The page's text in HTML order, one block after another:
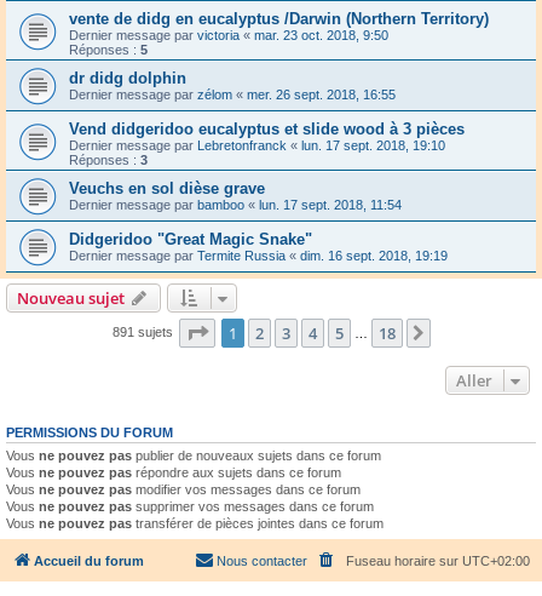
vente de didg en eucalyptus /Darwin (Northern Territory)
Dernier message par victoria « mar. 23 oct. 2018, 9:50
Réponses : 5
dr didg dolphin
Dernier message par zélom « mer. 26 sept. 2018, 16:55
Vend didgeridoo eucalyptus et slide wood à 3 pièces
Dernier message par Lebretonfranck « lun. 17 sept. 2018, 19:10
Réponses : 3
Veuchs en sol dièse grave
Dernier message par bamboo « lun. 17 sept. 2018, 11:54
Didgeridoo "Great Magic Snake"
Dernier message par Termite Russia « dim. 16 sept. 2018, 19:19
Nouveau sujet
891 sujets Page 1sur18
1 2 3 4 5 18
Aller
PERMISSIONS DU FORUM
Vous ne pouvez pas publier de nouveaux sujets dans ce forum
Vous ne pouvez pas répondre aux sujets dans ce forum
Vous ne pouvez pas modifier vos messages dans ce forum
Vous ne pouvez pas supprimer vos messages dans ce forum
Vous ne pouvez pas transférer de pièces jointes dans ce forum
Accueil du forum Fuseau horaire sur UTC+02:00
Nous contacter